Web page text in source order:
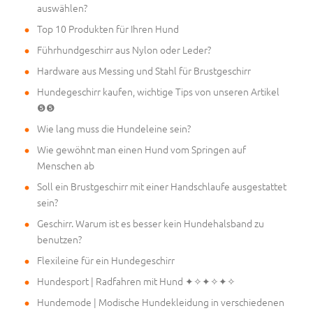
auswählen?
Top 10 Produkten für Ihren Hund
Führhundgeschirr aus Nylon oder Leder?
Hardware aus Messing und Stahl für Brustgeschirr
Hundegeschirr kaufen, wichtige Tips von unseren Artikel
❺❺
Wie lang muss die Hundeleine sein?
Wie gewöhnt man einen Hund vom Springen auf
Menschen ab
Soll ein Brustgeschirr mit einer Handschlaufe ausgestattet
sein?
Geschirr. Warum ist es besser kein Hundehalsband zu
benutzen?
Flexileine für ein Hundegeschirr
Hundesport | Radfahren mit Hund ✦✧✦✧✦✧
Hundemode | Modische Hundekleidung in verschiedenen